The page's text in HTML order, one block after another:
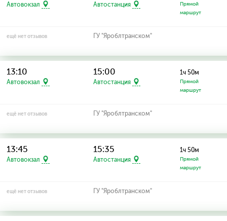
Автовокзал Автостанция
Прямой
маршрут
ещё нет отзывов ГУ "Яроблтранском"
13:10
Автовокзал
15:00
Автостанция
1ч 50м
Прямой
маршрут
ещё нет отзывов ГУ "Яроблтранском"
13:45
Автовокзал
15:35
Автостанция
1ч 50м
Прямой
маршрут
ещё нет отзывов ГУ "Яроблтранском"